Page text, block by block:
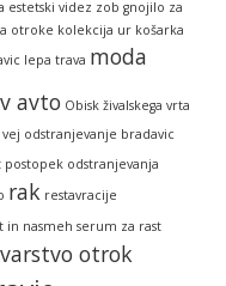
estetski videz zob gnojilo za
otroke kolekcija ur košarka
lepa trava moda
avto Obisk živalskega vrta
odstranjevanje bradavic
postopek odstranjevanja
rak restavracije
in nasmeh serum za rast
varstvo otrok